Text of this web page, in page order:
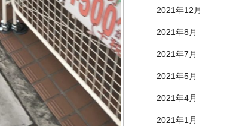
2021年12月
2021年8月
2021年7月
2021年5月
2021年4月
2021年1月